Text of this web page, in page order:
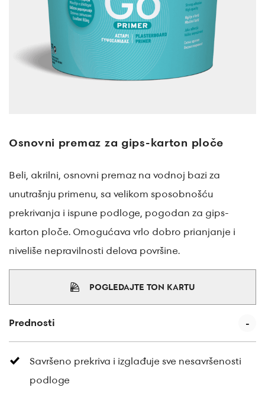
Osnovni premaz za gips-karton ploče
Beli, akrilni, osnovni premaz na vodnoj bazi za
unutrašnju primenu, sa velikom sposobnošću
prekrivanja i ispune podloge, pogodan za gips-
karton ploče. Omogućava vrlo dobro prianjanje i
niveliše nepravilnosti delova površine.
POGLEDAJTE TON KARTU
Prednosti
Savršeno prekriva i izglađuje sve nesavršenosti
podloge